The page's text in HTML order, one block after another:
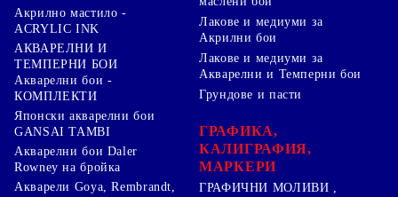
Акрилно мастило -
ACRYLIC INK
АКВАРЕЛНИ И
ТЕМПЕРНИ БОИ
Акварелни бои -
КОМПЛЕКТИ
Японски акварелни бои
GANSAI TAMBI
Акварелни бои Daler
Rowney на бройка
Акварели Goya, Rembrandt,
Лакове и медиуми за
Акрилни бои
Лакове и медиуми за
Акварелни и Темперни бои
Грундове и пасти
ГРАФИКА,
КАЛИГРАФИЯ,
МАРКЕРИ
ГРАФИЧНИ МОЛИВИ ,